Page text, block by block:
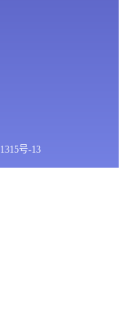
号-13